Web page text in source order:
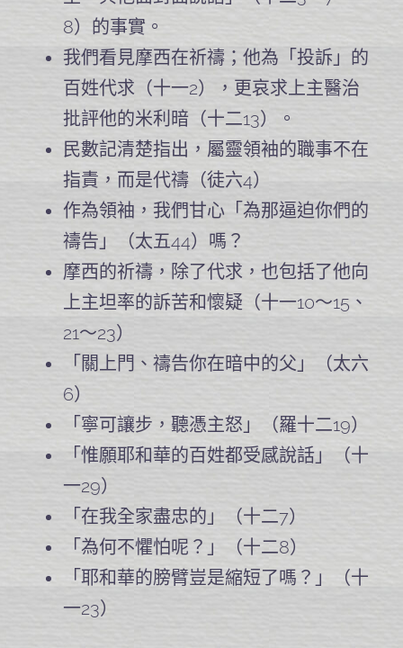
8）的事實。
我們看見摩西在祈禱；他為「投訴」的
百姓代求（十一2），更哀求上主醫治
批評他的米利暗（十二13）。
民數記清楚指出，屬靈領袖的職事不在
指責，而是代禱（徒六4）
作為領袖，我們甘心「為那逼迫你們的
禱告」（太五44）嗎？
摩西的祈禱，除了代求，也包括了他向
上主坦率的訴苦和懷疑（十一10～15、
21～23）
「關上門、禱告你在暗中的父」（太六
6）
「寧可讓步，聽憑主怒」（羅十二19）
「惟願耶和華的百姓都受感說話」（十
一29）
「在我全家盡忠的」（十二7）
「為何不懼怕呢？」（十二8）
「耶和華的膀臂豈是縮短了嗎？」（十
一23）